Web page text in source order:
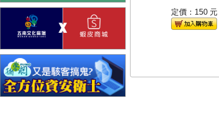
定價：150 元